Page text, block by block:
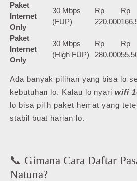
Paket
Internet
Only
30 Mbps
(FUP)
Rp
220.000
Rp
Paket
Internet
Only
30 Mbps
(High FUP)
Rp
280.000
Rp
Ada banyak pilihan yang bisa lo
kebutuhan lo. Kalau lo nyari wifi
lo bisa pilih paket hemat yang
stabil buat harian lo.
📞 Gimana Cara Daftar
Natuna?